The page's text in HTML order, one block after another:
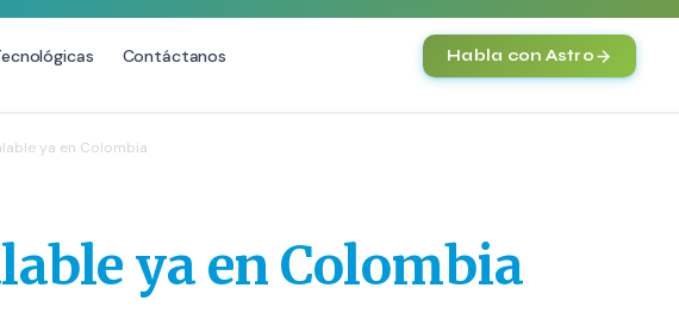
Contáctanos Habla con Astro
SEO
Avanzado
E-commerce
Chatbot Multicanal
Automatización Inteligente
ya en Colombia
ya en Colombia